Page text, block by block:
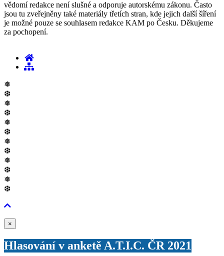
vědomí redakce není slušné a odporuje autorskému zákonu. Často
jsou tu zveřejněny také materiály třetích stran, kde jejich další šíření
je možné pouze se souhlasem redakce KAM po Česku. Děkujeme
za pochopení.
❅
❆
❅
❆
❅
❆
❅
❆
❅
❆
❅
❆
×
Hlasování v anketě A.T.I.C. ČR 2021